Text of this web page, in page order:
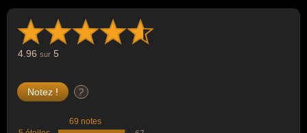
4.96 sur 5
?
69 notes